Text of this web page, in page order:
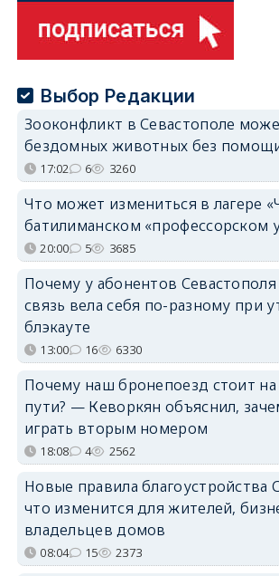
Выбор Редакции
Зооконфликт в Севастополе
бездомных животных без
17:02 6 3260
Что может измениться в лагере
батилиманском «профессорском
20:00 5 3685
Почему у абонентов
связь вела себя по-разному при
блэкауте
13:00 16 6330
Почему наш бронепоезд стоит на
пути? — Кеворкян объяснил,
играть вторым номером
18:08 4 2562
Новые правила благоустройства
что изменится для жителей,
владельцев домов
08:04 15 2373